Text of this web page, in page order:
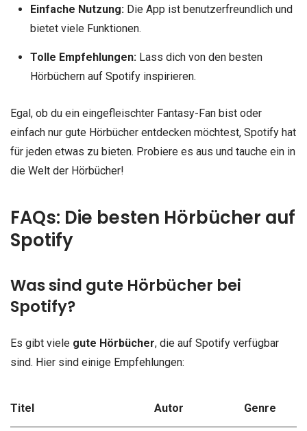
Einfache Nutzung:Die App ist benutzerfreundlich und
bietet viele Funktionen.
Tolle Empfehlungen:Lass dich von den besten
Hörbüchern auf Spotify inspirieren.
Egal, ob du ein eingefleischter Fantasy-Fan bist oder
einfach nur gute Hörbücher entdecken möchtest, Spotify hat
für jeden etwas zu bieten. Probiere es aus und tauche ein in
die Welt der Hörbücher!
FAQs: Die besten Hörbücher auf
Spotify
Was sind gute Hörbücher bei
Spotify?
Es gibt viele gute Hörbücher, die auf Spotify verfügbar
sind. Hier sind einige Empfehlungen:
Titel Autor Genre